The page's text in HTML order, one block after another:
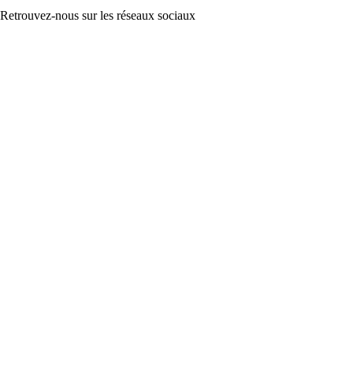
Retrouvez-nous sur les réseaux sociaux